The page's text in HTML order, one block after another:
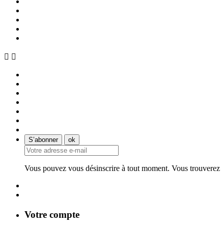
 
Vous pouvez vous désinscrire à tout moment. Vous
Votre compte